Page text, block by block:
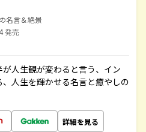
名言＆絶景
発売
人生観が変わると言う、イン
人生を輝かせる名言と癒やしの
詳細を見る